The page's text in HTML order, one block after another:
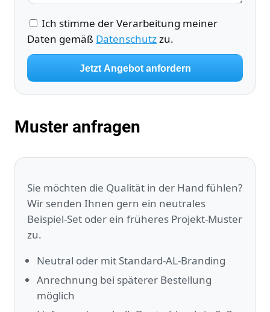
Ich stimme der Verarbeitung meiner
Daten gemäß Datenschutzzu.
Jetzt Angebot anfordern
Muster anfragen
Sie möchten die Qualität in der Hand fühlen?
Wir senden Ihnen gern ein neutrales
Beispiel‑Set oder ein früheres Projekt‑Muster
zu.
Neutral oder mit Standard‑AL‑Branding
Anrechnung bei späterer Bestellung
möglich